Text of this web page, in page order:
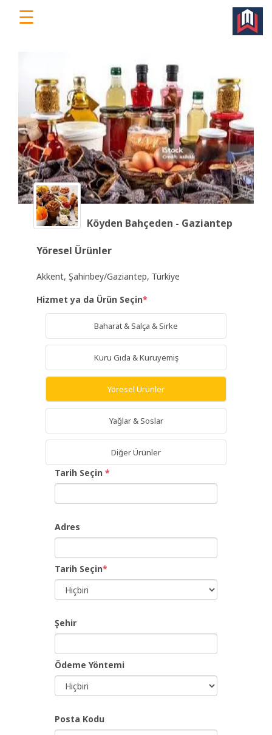
Türkiye'nin
Dijital
Yeri
Platformu
Ana
Ücretsiz
☰
Köyden Bahçeden - Gaziantep
Yöresel Ürünler
Akkent, Şahinbey/Gaziantep, Türkiye
Hizmet ya da Ürün Seçin*
Baharat & Salça & Sirke
Kuru Gıda & Kuruyemiş
Yöresel Ürünler
Yağlar & Soslar
Diğer Ürünler
Tarih Seçin *
Adres
Tarih Seçin*
Şehir
Ödeme Yöntemi
Posta Kodu